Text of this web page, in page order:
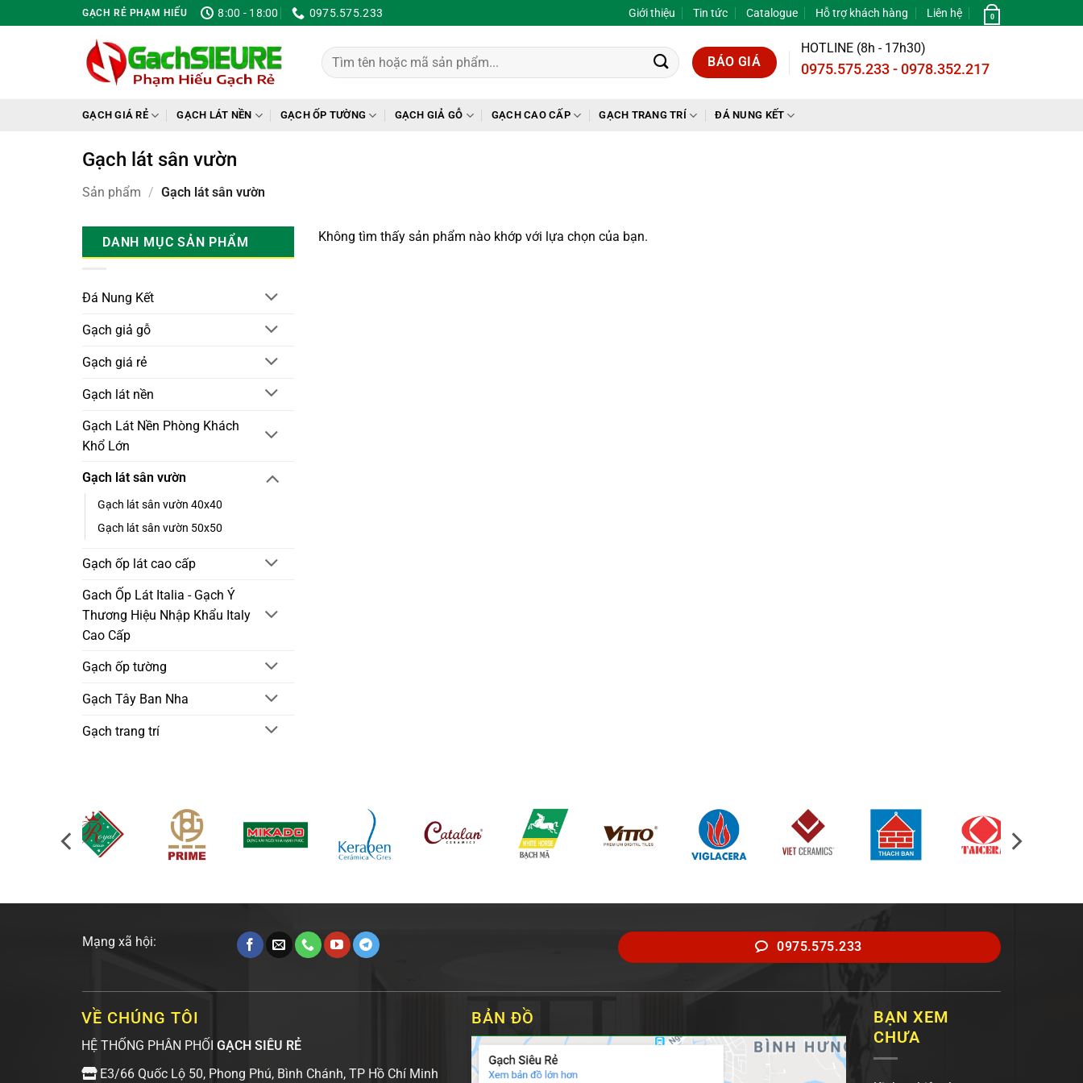
qua
GẠCH RẺ PHẠM HIẾU 8:00 - 18:00 0975.575.233 Giới thiệu Tin tức Catalogue Hỗ trợ khách hàng Liên hệ 0
Tìm
kiếm:
BÁO GIÁ
HOTLINE (8h - 17h30)
0975.575.233 - 0978.352.217
GẠCH GIÁ RẺ GẠCH LÁT NỀN GẠCH ỐP TƯỜNG GẠCH GIẢ GỖ GẠCH CAO CẤP GẠCH TRANG TRÍ ĐÁ NUNG KẾT
Gạch lát sân vườn
Sản phẩm / Gạch lát sân vườn
DANH MỤC SẢN PHẨM
Đá Nung Kết
Gạch giả gỗ
Gạch giá rẻ
Gạch lát nền
Gạch Lát Nền Phòng Khách
Khổ Lớn
Gạch lát sân vườn
Gạch lát sân vườn 40x40
Gạch lát sân vườn 50x50
Gạch ốp lát cao cấp
Gach Ốp Lát Italia - Gạch Ý
Thương Hiệu Nhập Khẩu Italy
Cao Cấp
Gạch ốp tường
Gạch Tây Ban Nha
Gạch trang trí
Không tìm thấy sản phẩm nào khớp với lựa chọn của bạn.
Mạng xã hội: 0975.575.233
VỀ CHÚNG TÔI
HỆ THỐNG PHÂN PHỐI GẠCH SIÊU RẺ
E3/66 Quốc Lộ 50, Phong Phú, Bình Chánh, TP Hồ Chí Minh
BẢN ĐỒ
BẠN XEM
CHƯA